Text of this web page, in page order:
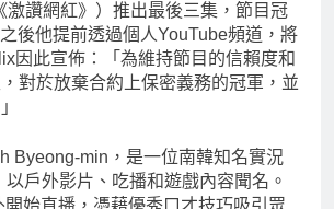
激讚網紅》）推出最後三集，節目冠
之後他提前透過個人YouTube頻道，將
因此宣佈：「為維持節目的信賴度和
對於放棄合約上保密義務的冠軍，並
Byeong-min，是一位南韓知名實況
以戶外影片、吃播和遊戲內容聞名。